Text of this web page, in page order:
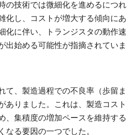
の技術では微細化を進めるにつれ
化し、コストが増大する傾向にあ
化に伴い、トランジスタの動作速
出始める可能性が指摘されていま
て、製造過程での不良率（歩留ま
ありました。これは、製造コスト
、集積度の増加ペースを維持する
なる要因の一つでした。